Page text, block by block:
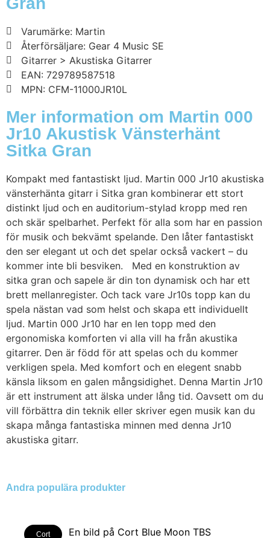
Varumärke: Martin
Återförsäljare: Gear 4 Music SE
Gitarrer > Akustiska Gitarrer
EAN: 729789587518
MPN: CFM-11000JR10L
Mer information om Martin 000
Jr10 Akustisk Vänsterhänt
Sitka Gran
Kompakt med fantastiskt ljud. Martin 000 Jr10 akustiska
vänsterhänta gitarr i Sitka gran kombinerar ett stort
distinkt ljud och en auditorium-stylad kropp med ren
och skär spelbarhet. Perfekt för alla som har en passion
för musik och bekvämt spelande. Den låter fantastiskt
den ser elegant ut och det spelar också vackert – du
kommer inte bli besviken. Med en konstruktion av
sitka gran och sapele är din ton dynamisk och har ett
brett mellanregister. Och tack vare Jr10s topp kan du
spela nästan vad som helst och skapa ett individuellt
ljud. Martin 000 Jr10 har en len topp med den
ergonomiska komforten vi alla vill ha från akustika
gitarrer. Den är född för att spelas och du kommer
verkligen spela. Med komfort och en elegent snabb
känsla liksom en galen mångsidighet. Denna Martin Jr10
är ett instrument att älska under lång tid. Oavsett om du
vill förbättra din teknik eller skriver egen musik kan du
skapa många fantastiska minnen med denna Jr10
akustiska gitarr.
Andra populära produkter
Cort